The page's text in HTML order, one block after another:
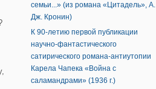
семьи...» (из романа «Цитадель», А.
Дж. Кронин)
К 90-летию первой публикации
научно-фантастического
сатирического романа-антиутопии
Карела Чапека «Война с
саламандрами» (1936 г.)